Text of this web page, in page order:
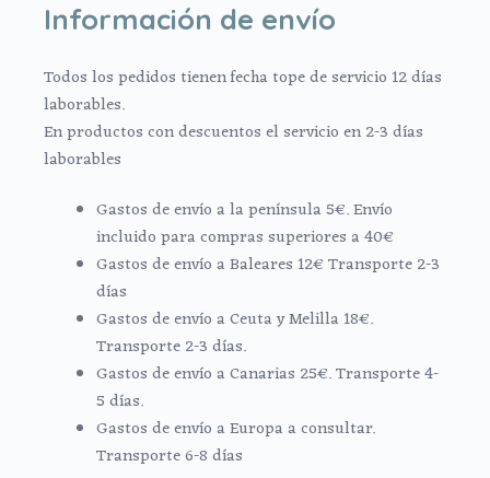
Información de envío
Todos los pedidos tienen fecha tope de servicio 12 días
laborables.
En productos con descuentos el servicio en 2-3 días
laborables
Gastos de envío a la península 5€. Envío
incluido para compras superiores a 40€
Gastos de envío a Baleares 12€ Transporte 2-3
días
Gastos de envío a Ceuta y Melilla 18€.
Transporte 2-3 días.
Gastos de envío a Canarias 25€. Transporte 4-
5 días.
Gastos de envío a Europa a consultar.
Transporte 6-8 días